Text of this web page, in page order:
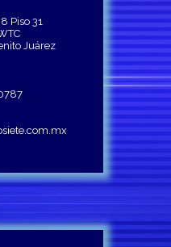
Piso 31
Juárez